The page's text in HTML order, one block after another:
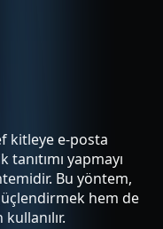
kitleye e-posta
yapmayı
Bu yöntem,
hem de